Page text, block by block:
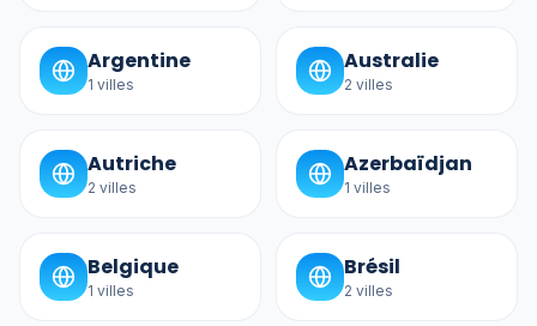
Argentine
1 villes
Australie
2 villes
Autriche
2 villes
Azerbaïdjan
1 villes
Belgique
1 villes
Brésil
2 villes